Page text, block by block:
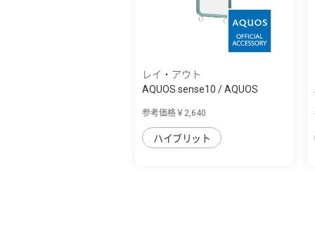
レイ・アウト
AQUOS sense10 / AQUOS
参考価格￥2,640
ハイブリット